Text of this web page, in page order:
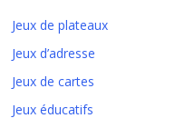
Jeux de plateaux
Jeux d’adresse
Jeux de cartes
Jeux éducatifs